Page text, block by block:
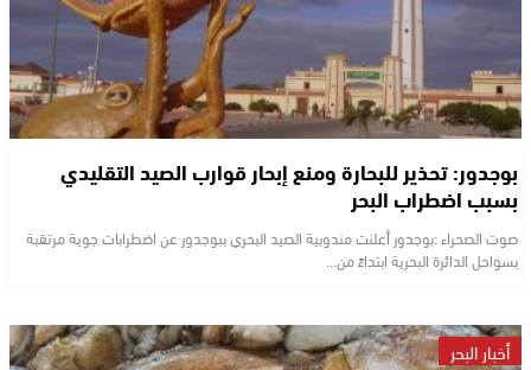
بوجدور: تحذير للبحارة ومنع إبحار قوارب الصيد التقليدي
بسبب اضطراب البحر
صوت الصحراء :بوجدور أعلنت مندوبية الصيد البحري ببوجدور عن اضطرابات جوية مرتقبة
بسواحل الدائرة البحرية ابتداءً من…
أخبار البحر